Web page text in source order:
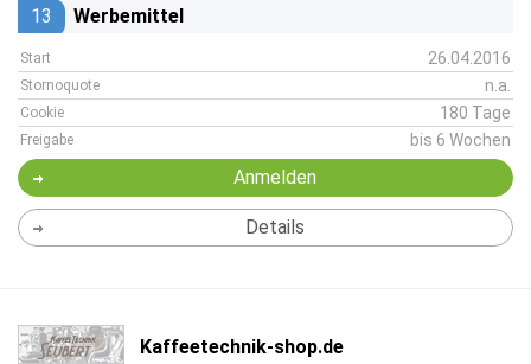
13 Werbemittel
Start 26.04.2016
Stornoquote n.a.
Cookie 180 Tage
Freigabe bis 6 Wochen
Anmelden
Details
Kaffeetechnik-shop.de